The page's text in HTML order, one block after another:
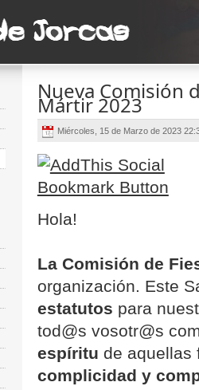
Nueva Comisión
Mártir 2023
Miércoles, 15 de Marzo de 2023
Hola!
La Comisión de
organización. Este
estatutos para
tod@s vosotr@s
espíritu de aquellas
complicidad y